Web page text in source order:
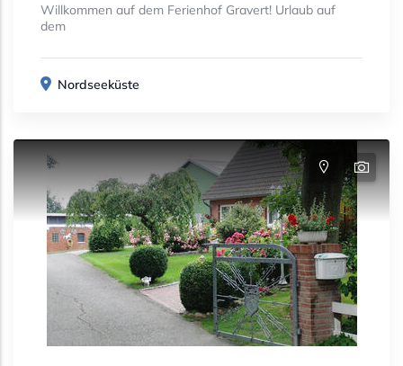
Willkommen auf dem Ferienhof Gravert! Urlaub auf
dem
Nordseeküste